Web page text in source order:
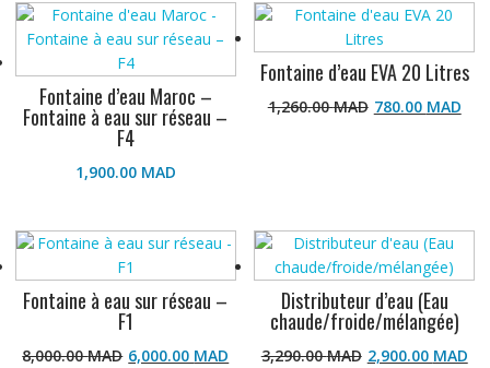
Fontaine d’eau Maroc –
Fontaine à eau sur réseau –
F4
1,900.00 MAD
Fontaine d’eau EVA 20 Litres
1,260.00MAD Le
780.00 MADLe
Fontaine à eau sur réseau –
F1
8,000.00MAD Le
6,000.00 MAD
Distributeur d’eau (Eau
chaude/froide/mélangée)
3,290.00MAD Le
2,900.00 MADLe